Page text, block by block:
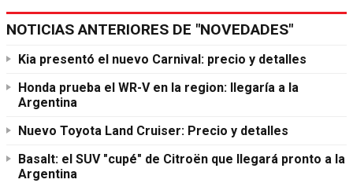
NOTICIAS ANTERIORES DE "NOVEDADES"
Kia presentó el nuevo Carnival: precio y detalles
Honda prueba el WR-V en la region: llegaría a la
Argentina
Nuevo Toyota Land Cruiser: Precio y detalles
Basalt: el SUV "cupé" de Citroën que llegará pronto a la
Argentina